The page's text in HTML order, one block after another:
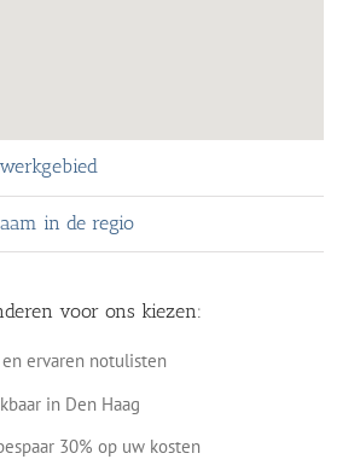
in de regio
voor ons kiezen:
ervaren notulisten
in Den Haag
30% op uw kosten